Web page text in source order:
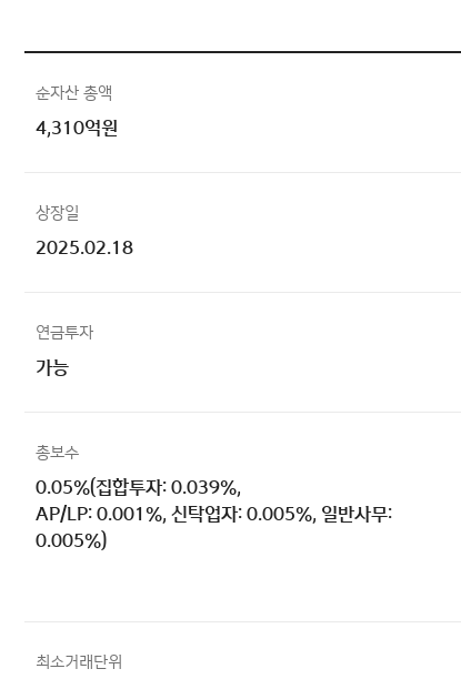
순자산 총액
4,310억원
상장일
2025.02.18
연금투자
가능
총보수
0.05%(집합투자: 0.039%,
AP/LP: 0.001%, 신탁업자: 0.005%, 일반사무:
0.005%)
최소거래단위